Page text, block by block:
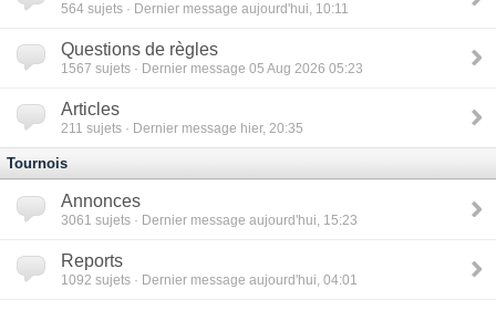
564 sujets · Dernier message aujourd'hui, 10:11
Questions de règles
1567 sujets · Dernier message 05 Aug 2026 05:23
Articles
211 sujets · Dernier message hier, 20:35
Tournois
Annonces
3061 sujets · Dernier message aujourd'hui, 15:23
Reports
1092 sujets · Dernier message aujourd'hui, 04:01